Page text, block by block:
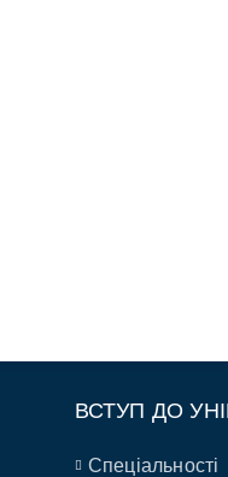
ВСТУП ДО
Спеціальності